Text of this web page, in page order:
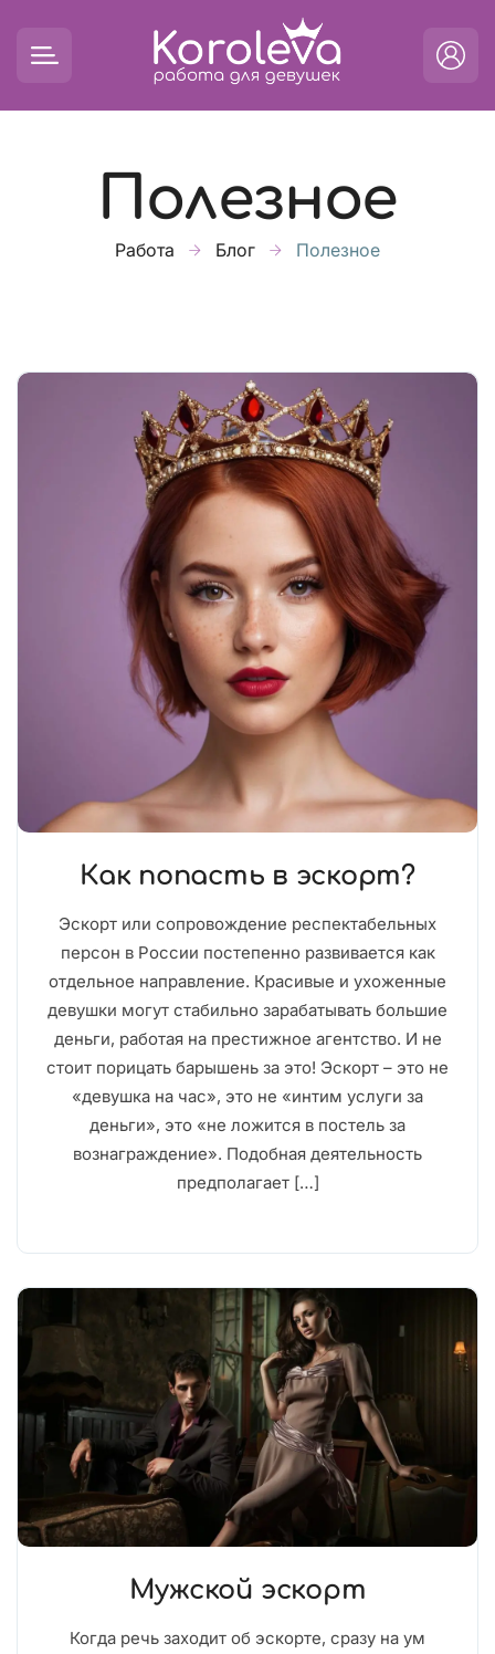
Полезное
Работа Блог Полезное
Как попасть в эскорт?
Эскорт или сопровождение респектабельных
персон в России постепенно развивается как
отдельное направление. Красивые и ухоженные
девушки могут стабильно зарабатывать большие
деньги, работая на престижное агентство. И не
стоит порицать барышень за это! Эскорт – это не
«девушка на час», это не «интим услуги за
деньги», это «не ложится в постель за
вознаграждение». Подобная деятельность
предполагает […]
Мужской эскорт
Когда речь заходит об эскорте, сразу на ум